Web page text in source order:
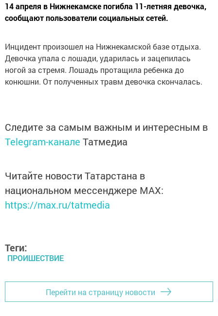
14 апреля в Нижнекамске погибла 11-летняя девочка,
сообщают пользователи социальных сетей.
Инцидент произошел на Нижнекамской базе отдыха.
Девочка упала с лошади, ударилась и зацепилась
ногой за стремя. Лошадь протащила ребенка до
конюшни. От полученных травм девочка скончалась.
Следите за самым важным и интересным в
Telegram-канале Татмедиа
Читайте новости Татарстана в
национальном мессенджере MАХ:
https://max.ru/tatmedia
Теги:
ПРОИШЕСТВИЕ
Перейти на страницу новости